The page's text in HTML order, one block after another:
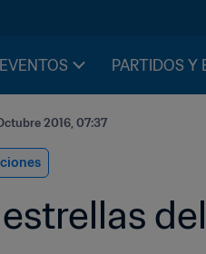
PARTIDOS Y
2016, 07:37